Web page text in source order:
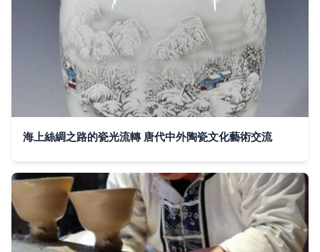
海上絲綢之路的瓷光流轉 唐代中外陶瓷文化藝術交流